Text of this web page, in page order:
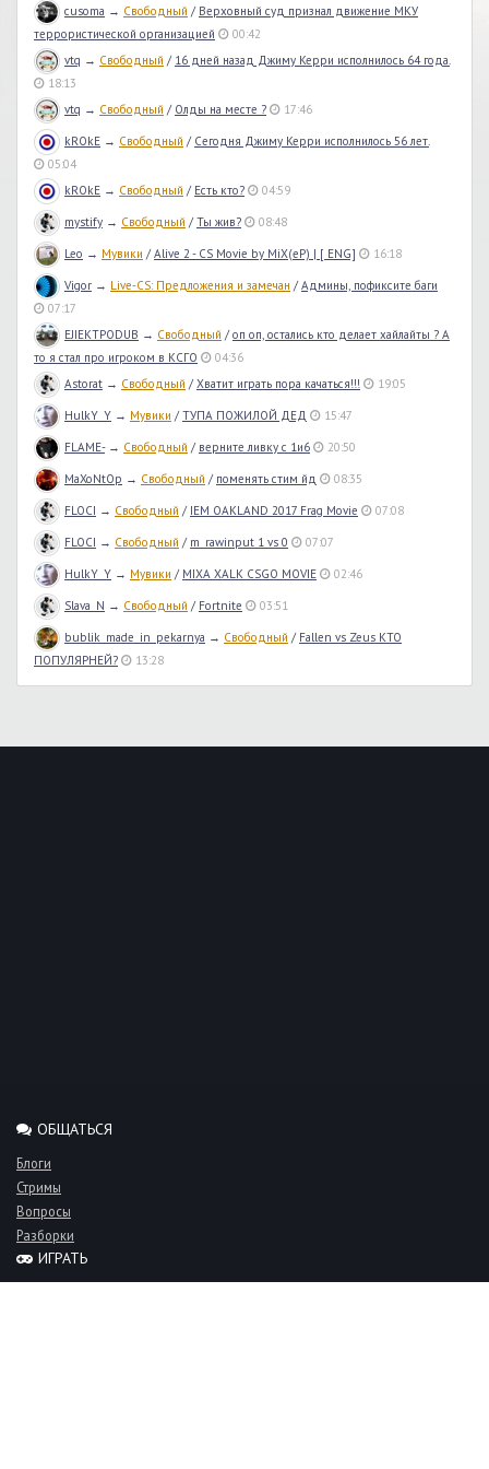
cusoma → Свободный / Верховный суд признал движение МКУ
террористической организацией
00:42
vtq → Свободный / 16 дней назад Джиму Керри исполнилось 64 года.
18:13
vtq → Свободный / Олды на месте ? 17:46
kROkE → Свободный / Сегодня Джиму Керри исполнилось 56 лет.
05:04
kROkE → Свободный / Есть кто? 04:59
mystify → Свободный /Ты жив? 08:48
Leo → Мувики /Alive 2 - CS Movie by MiX(eP) | [ ENG] 16:18
Vigor → Live-CS: Предложения и замечан /Админы, пофиксите баги
07:17
EJIEKTPODUB → Свободный /оп оп, остались кто делает хайлайты ? А
то я стал про игроком в КСГО
04:36
Astorat → Свободный /Хватит играть пора качаться!!! 19:05
HulkY_Y → Мувики /ТУПА ПОЖИЛОЙ ДЕД 15:47
FLAME-→ Свободный / верните ливку с 1и6 20:50
MaXoNtOp → Свободный / поменять стим йд 08:35
FLOCI → Свободный / IEM OAKLAND 2017 Frag Movie 07:08
FLOCI → Свободный / m_rawinput 1 vs 0 07:07
HulkY_Y → Мувики / MIXA XALK CSGO MOVIE 02:46
Slava_N → Свободный / Fortnite 03:51
bublik_made_in_pekarnya → Свободный / Fallen vs Zeus КТО
ПОПУЛЯРНЕЙ?
13:28
ОБЩАТЬСЯ
Блоги
Стримы
Вопросы
Разборки
ИГРАТЬ